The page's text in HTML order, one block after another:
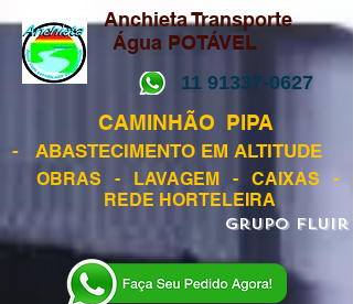
​ Anchieta Transporte
Água POTÁVEL
11 91337-0627
​ CAMINHÃO PIPA
​ - ABASTECIMENTO EM ALTITUDE
​ OBRAS - LAVAGEM - CAIXAS -
REDE HORTELEIRA
Grupo Fluir